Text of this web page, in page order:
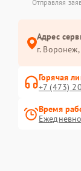
Отправляя
Адрес
г.
Горячая
+7 (473)
Время